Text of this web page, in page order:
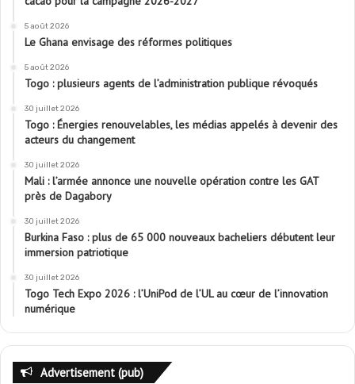
5 août 2026
Le Ghana envisage des réformes politiques
5 août 2026
Togo : plusieurs agents de l’administration publique révoqués
30 juillet 2026
Togo : Énergies renouvelables, les médias appelés à devenir des
acteurs du changement
30 juillet 2026
Mali : l’armée annonce une nouvelle opération contre les GAT
près de Dagabory
30 juillet 2026
Burkina Faso : plus de 65 000 nouveaux bacheliers débutent leur
immersion patriotique
30 juillet 2026
Togo Tech Expo 2026 : l’UniPod de l’UL au cœur de l’innovation
numérique
Advertisement (pub)